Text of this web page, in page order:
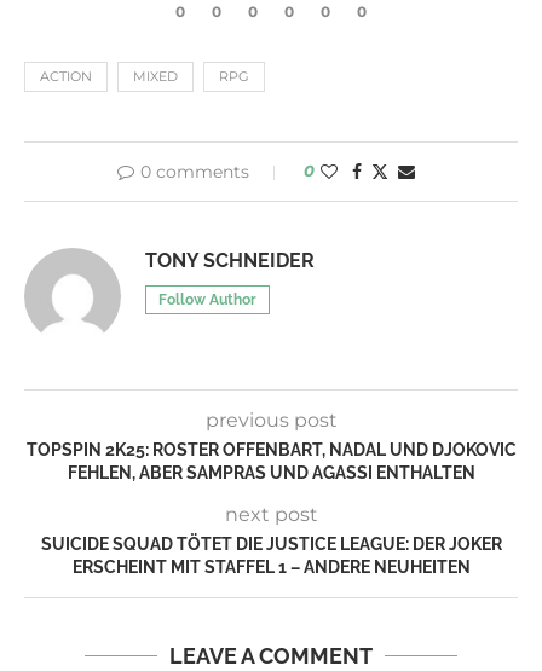
0 0 0 0 0 0
ACTION MIXED RPG
0 comments 0
TONY SCHNEIDER
Follow Author
previous post
TOPSPIN 2K25: ROSTER OFFENBART, NADAL UND DJOKOVIC
FEHLEN, ABER SAMPRAS UND AGASSI ENTHALTEN
next post
SUICIDE SQUAD TÖTET DIE JUSTICE LEAGUE: DER JOKER
ERSCHEINT MIT STAFFEL 1 – ANDERE NEUHEITEN
LEAVE A COMMENT